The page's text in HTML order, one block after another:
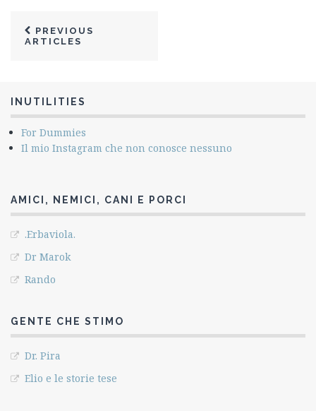
PREVIOUS
ARTICLES
INUTILITIES
For Dummies
Il mio Instagram che non conosce nessuno
AMICI, NEMICI, CANI E PORCI
.Erbaviola.
Dr Marok
Rando
GENTE CHE STIMO
Dr. Pira
Elio e le storie tese